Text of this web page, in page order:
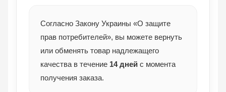
Согласно Закону Украины «О защите
прав потребителей», вы можете вернуть
или обменять товар надлежащего
качества в течение 14 дней с момента
получения заказа.